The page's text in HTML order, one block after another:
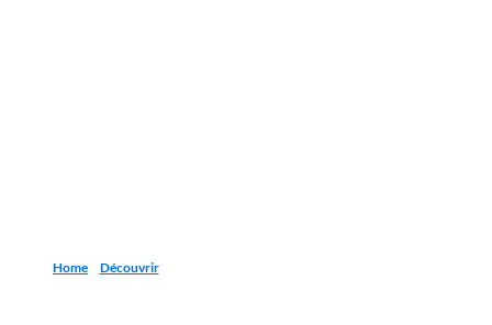
Home Découvrir